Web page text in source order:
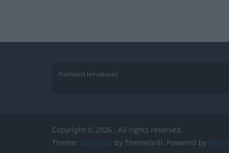
Pushalert leíratkozás
Copyright © 2026 . All rights reserved.
Theme: ColorMag by ThemeGrill. Powered by